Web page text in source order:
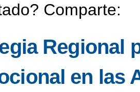
Comparte:
Regional
en las